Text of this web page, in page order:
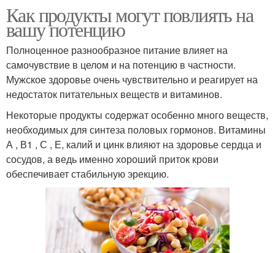
Как продукты могут повлиять на
вашу потенцию
Полноценное разнообразное питание влияет на
самочувствие в целом и на потенцию в частности.
Мужское здоровье очень чувствительно и реагирует на
недостаток питательных веществ и витаминов.
Некоторые продукты содержат особенно много веществ,
необходимых для синтеза половых гормонов. Витамины
А , В1 , С , Е, калий и цинк влияют на здоровье сердца и
сосудов, а ведь именно хороший приток крови
обеспечивает стабильную эрекцию.